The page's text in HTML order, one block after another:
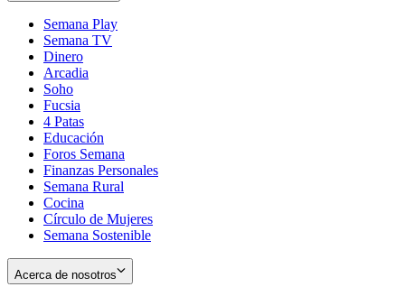
Semana Play
Semana TV
Dinero
Arcadia
Soho
in
new
window
Fucsia
in
new
window
4 Patas
Educación
Foros Semana
Finanzas Personales
Semana Rural
Cocina
Círculo de Mujeres
Semana Sostenible
Acerca de nosotros